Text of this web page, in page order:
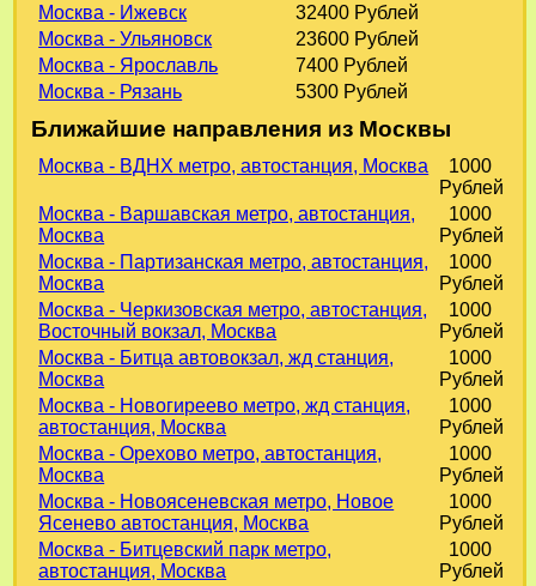
Москва - Ижевск
32400 Рублей
Москва - Ульяновск
23600 Рублей
Москва - Ярославль
7400 Рублей
Москва - Рязань
5300 Рублей
Ближайшие направления из Москвы
Москва - ВДНХ метро, автостанция, Москва
1000
Рублей
Москва - Варшавская метро, автостанция,
Москва
1000
Рублей
Москва - Партизанская метро, автостанция,
Москва
1000
Рублей
Москва - Черкизовская метро, автостанция,
Восточный вокзал, Москва
1000
Рублей
Москва - Битца автовокзал, жд станция,
Москва
1000
Рублей
Москва - Новогиреево метро, жд станция,
автостанция, Москва
1000
Рублей
Москва - Орехово метро, автостанция,
Москва
1000
Рублей
Москва - Новоясеневская метро, Новое
Ясенево автостанция, Москва
1000
Рублей
Москва - Битцевский парк метро,
автостанция, Москва
1000
Рублей